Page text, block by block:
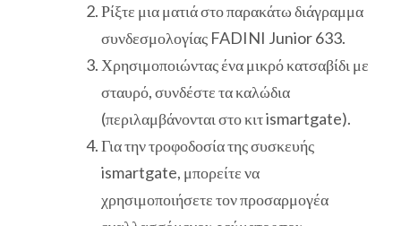
Ρίξτε μια ματιά στο παρακάτω διάγραμμα
συνδεσμολογίας FADINI Junior 633.
Χρησιμοποιώντας ένα μικρό κατσαβίδι με
σταυρό, συνδέστε τα καλώδια
(περιλαμβάνονται στο κιτ ismartgate).
Για την τροφοδοσία της συσκευής
ismartgate, μπορείτε να
χρησιμοποιήσετε τον προσαρμογέα